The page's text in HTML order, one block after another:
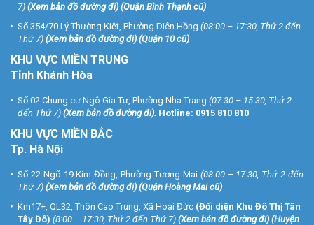
7) (Xem bản đồ đường đi) (Quận Bình Thạnh cũ)
Số 354/70 Lý Thường Kiệt, Phường Diên Hồng (08:00 – 17:30, Thứ 2 đến
Thứ 7) (Xem bản đồ đường đi) (Quận 10 cũ)
KHU VỰC MIỀN TRUNG
Tỉnh Khánh Hòa
Số 02 Chung cư Ngô Gia Tự, Phường Nha Trang (07:30 – 15:30, Thứ 2
đến Thứ 7) (Xem bản đồ đường đi). Hotline: 0915 810 810
KHU VỰC MIỀN BẮC
Tp. Hà Nội
Số 22 Ngõ 19 Kim Đồng, Phường Tương Mai (08:00 – 17:30, Thứ 2 đến
Thứ 7) (Xem bản đồ đường đi) (Quận Hoàng Mai cũ)
Km17+, QL32, Thôn Cao Trung, Xã Hoài Đức (Đối diện Khu Đô Thị Tân
Tây Đô) (8:00 – 17:30, Thứ 2 đến Thứ 7) (Xem bản đồ đường đi) (Huyện